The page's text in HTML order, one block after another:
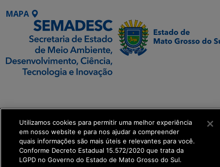
MAPA
Transformação Digital
get_footer();
Utilizamos cookies para permitir uma melhor experiência
em nosso website e para nos ajudar a compreender
quais informações são mais úteis e relevantes para você.
Conforme Decreto Estadual 15.572/2020 que trata da
LGPD no Governo do Estado de Mato Grosso do Sul.